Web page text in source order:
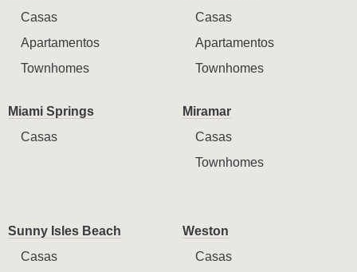
Casas
Apartamentos
Townhomes
Casas
Apartamentos
Townhomes
Miami Springs
Casas
Miramar
Casas
Townhomes
Sunny Isles Beach
Casas
Weston
Casas